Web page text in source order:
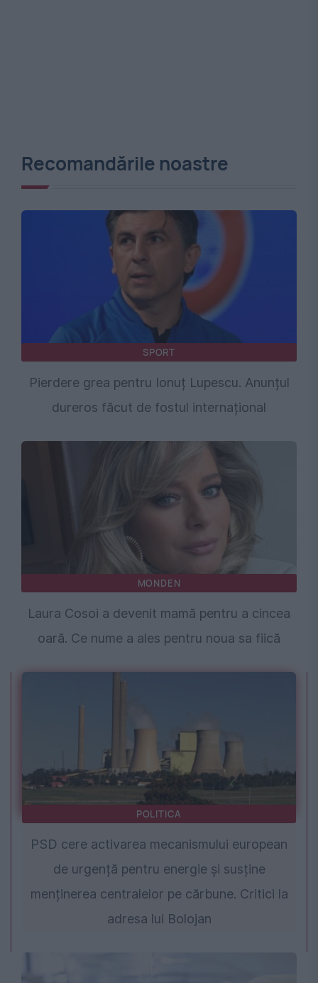
Recomandările noastre
SPORT
Pierdere grea pentru Ionuț Lupescu. Anunțul
dureros făcut de fostul internațional
MONDEN
Laura Cosoi a devenit mamă pentru a cincea
oară. Ce nume a ales pentru noua sa fiică
POLITICA
PSD cere activarea mecanismului european
de urgență pentru energie și susține
menținerea centralelor pe cărbune. Critici la
adresa lui Bolojan